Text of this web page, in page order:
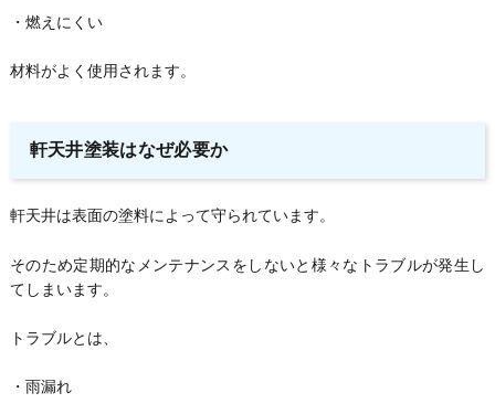
・燃えにくい
材料がよく使用されます。
軒天井塗装はなぜ必要か
軒天井は表面の塗料によって守られています。
そのため定期的なメンテナンスをしないと様々なトラブルが発生し
てしまいます。
トラブルとは、
・雨漏れ